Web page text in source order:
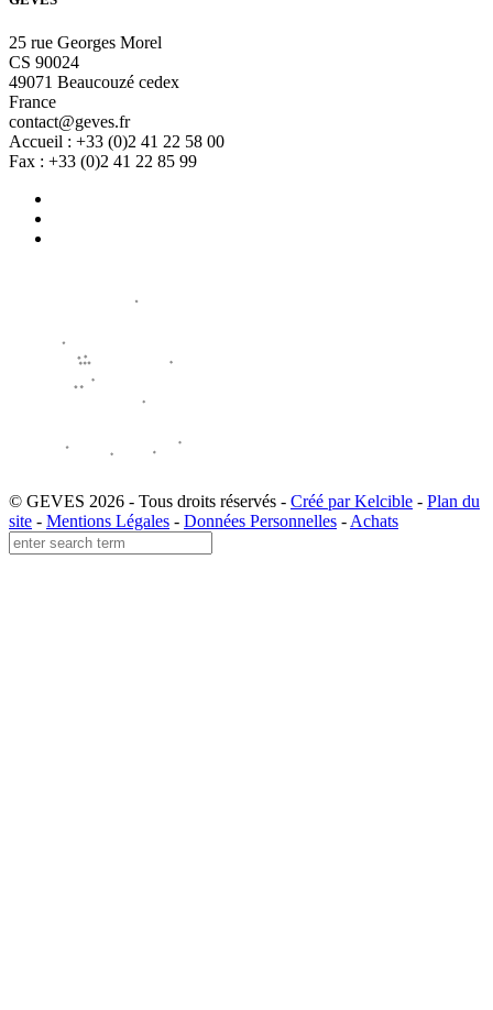
25 rue Georges Morel
CS 90024
49071 Beaucouzé cedex
France
contact@geves.fr
Accueil : +33 (0)2 41 22 58 00
Fax : +33 (0)2 41 22 85 99
© GEVES 2026 - Tous droits réservés - Créé par Kelcible - Plan du
site - Mentions Légales - Données Personnelles - Achats